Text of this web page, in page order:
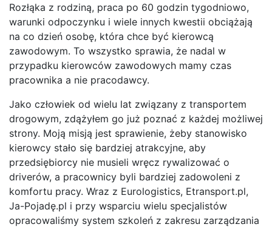
Rozłąka z rodziną, praca po 60 godzin tygodniowo,
warunki odpoczynku i wiele innych kwestii obciążają
na co dzień osobę, która chce być kierowcą
zawodowym. To wszystko sprawia, że nadal w
przypadku kierowców zawodowych mamy czas
pracownika a nie pracodawcy.
Jako człowiek od wielu lat związany z transportem
drogowym, zdążyłem go już poznać z każdej możliwej
strony. Moją misją jest sprawienie, żeby stanowisko
kierowcy stało się bardziej atrakcyjne, aby
przedsiębiorcy nie musieli wręcz rywalizować o
driverów, a pracownicy byli bardziej zadowoleni z
komfortu pracy. Wraz z Eurologistics, Etransport.pl,
Ja-Pojadę.pl i przy wsparciu wielu specjalistów
opracowaliśmy system szkoleń z zakresu zarządzania